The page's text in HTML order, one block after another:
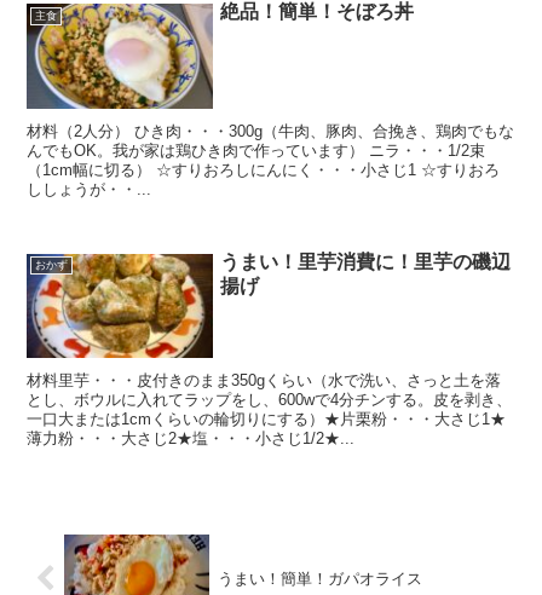
主食 絶品！簡単！そぼろ丼
材料（2人分） ひき肉・・・300g（牛肉、豚肉、合挽き、鶏肉でもな
んでもOK。我が家は鶏ひき肉で作っています） ニラ・・・1/2束
（1cm幅に切る） ☆すりおろしにんにく・・・小さじ1 ☆すりおろ
ししょうが・・...
おかず
うまい！里芋消費に！里芋の磯辺
揚げ
材料里芋・・・皮付きのまま350gくらい（水で洗い、さっと土を落
とし、ボウルに入れてラップをし、600wで4分チンする。皮を剥き、
一口大または1cmくらいの輪切りにする）★片栗粉・・・大さじ1★
薄力粉・・・大さじ2★塩・・・小さじ1/2★...
うまい！簡単！ガパオライス